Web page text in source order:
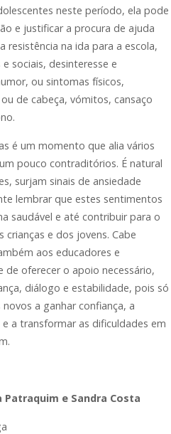
neste período, ela pode
e justificar a procura de ajuda
resistência na ida para a escola,
sociais, desinteresse e
ou sintomas físicos,
de cabeça, vómitos, cansaço
é um momento que alia vários
pouco contraditórios. É natural
surjam sinais de ansiedade
lembrar que estes sentimentos
saudável e até contribuir para o
e dos jovens. Cabe
aos educadores e
de oferecer o apoio necessário,
diálogo e estabilidade, pois só
a ganhar confiança, a
a transformar as dificuldades em
Patraquim e Sandra Costa